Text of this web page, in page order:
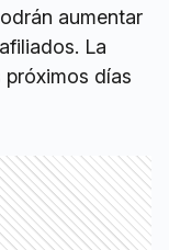
aumentar
La
días